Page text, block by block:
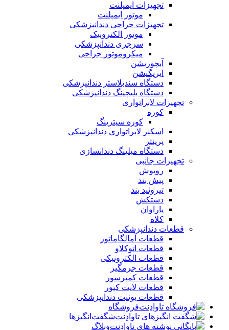
تجهیزات ایمپلنت
موتور ایمپلنت
تجهیزات جراحی دندانپزشکی
موتور الکترونیک
سرجری دندانپزشکی
میکروموتور جراحی
آبچوریشن
ایریگیشن
دستگاه سندبلاستر دندانپزشکی
دستگاه بلیچینگ دندانپزشکی
تجهیزات لابراتواری
کوره
کوره سیترینگ
اسکنر لابراتواری دندانپزشکی
پرینتر
دستگاه میلینگ دندانسازی
تجهیزات جانبی
روپوش
پیش بند
تیروئید بند
دستکش
پاراوان
کلاه
قطعات دندانپزشکی
قطعات آمالگاماتور
قطعات اتوکلاو
قطعات الکترونیکی
قطعات جرمگیر
قطعات کمپرسور
قطعات لایت کیور
قطعات یونیت دندانپزشکی
فروشگاه
شگفت‌انگیزها
وبلاگ